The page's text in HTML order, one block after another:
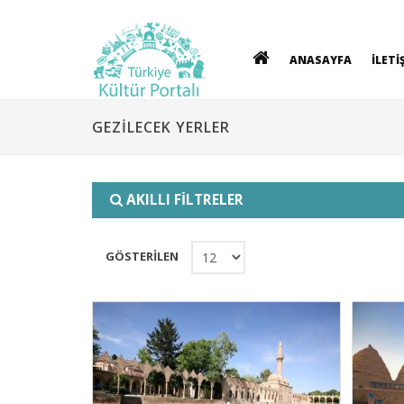
ANASAYFA
GEZİLECEK YERLER
AKILLI FİLTRELER
GÖSTERİLEN